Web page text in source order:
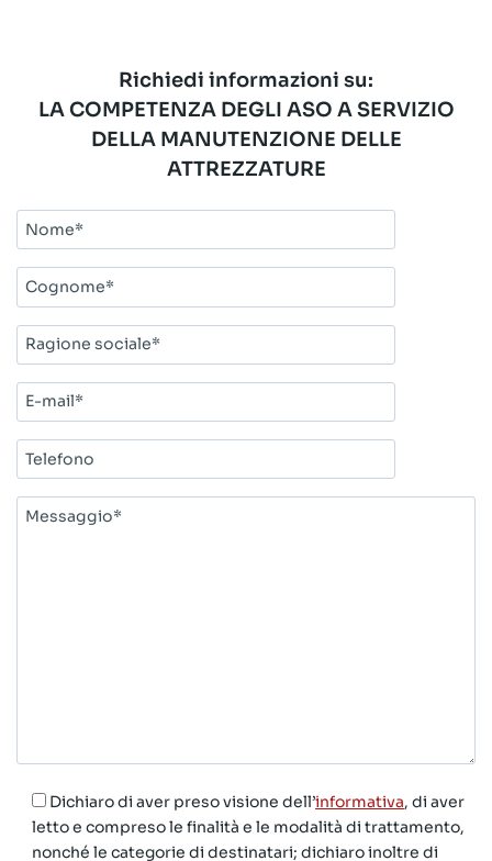
Richiedi informazioni su:
LA COMPETENZA DEGLI ASO A SERVIZIO
DELLA MANUTENZIONE DELLE
ATTREZZATURE
Nome*
Cognome*
Ragione
sociale*
E-
mail*
Telefono
Messaggio*
Dichiaro di aver preso visione dell’informativa, di aver
letto e compreso le finalità e le modalità di trattamento,
nonché le categorie di destinatari; dichiaro inoltre di